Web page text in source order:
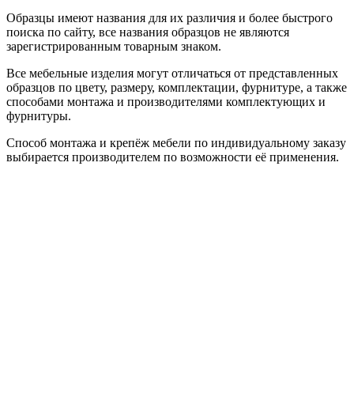
Образцы имеют названия для их различия и более быстрого
поиска по сайту, все названия образцов не являются
зарегистрированным товарным знаком.
Все мебельные изделия могут отличаться от представленных
образцов по цвету, размеру, комплектации, фурнитуре, а также
способами монтажа и производителями комплектующих и
фурнитуры.
Способ монтажа и крепёж мебели по индивидуальному заказу
выбирается производителем по возможности её применения.